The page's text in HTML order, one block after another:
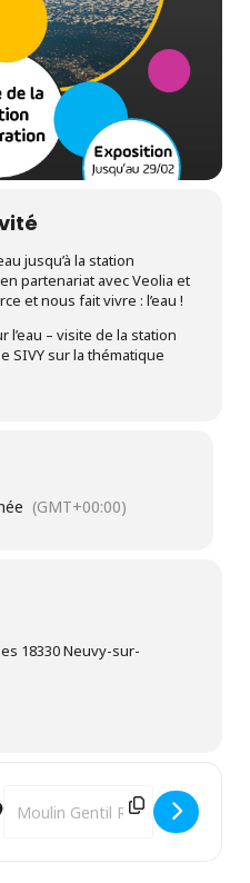
jusqu’à la station
partenariat avec Veolia et
et nous fait vivre : l’eau !
l’eau – visite de la station
SIVY sur la thématique
(GMT+00:00)
18330 Neuvy-sur-
- "Du ru à la rue" sur les
Destination Address - "Du ru à la